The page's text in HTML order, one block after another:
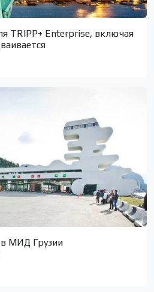
TRIPP+ Enterprise, включая
МИД Грузии